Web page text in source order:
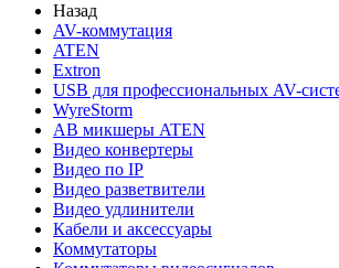
Назад
AV-коммутация
ATEN
Extron
USB для профессиональных AV-
WyreStorm
АВ микшеры ATEN
Видео конвертеры
Видео по IP
Видео разветвители
Видео удлинители
Кабели и аксессуары
Коммутаторы